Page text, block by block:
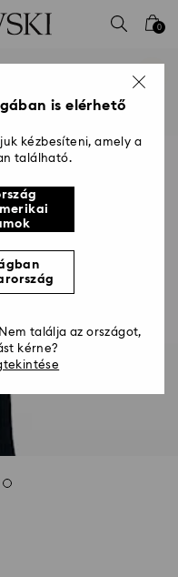
0
is elérhető
kézbesíteni, amely a
található.
találja az országot,
kérne?